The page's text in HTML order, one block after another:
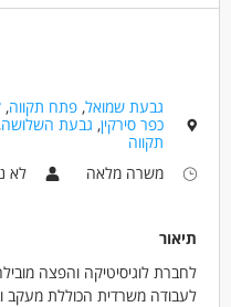
לא נדרש ניסיון
משרה
בני 40 פלוס
המגזר הדתי
גבעת שמואל,פתח תקווה,
כפר סירקין, גבעת השלושה
תקווה
משרה מלאה
לא
תיאור
לחברת לוגיסיטיקה והפצה
לעבודה משרדית הכוללת מעקב